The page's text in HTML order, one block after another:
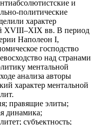
и
политические
характер
XVIII–XIX вв. В период
Наполеон I,
господство
над странами
ментальной
анализа авторы
характер ментальной
правящие элиты;
динамика;
субъектность;